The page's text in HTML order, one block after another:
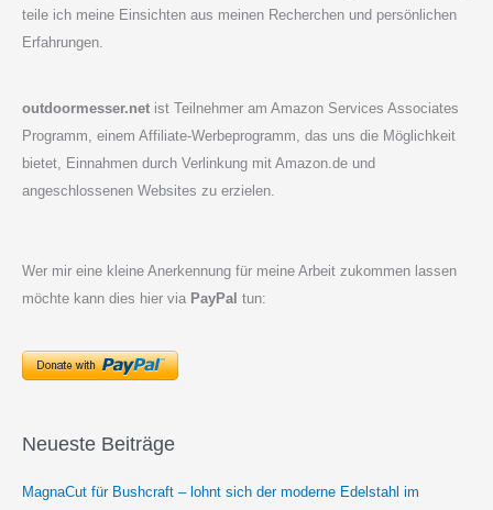
teile ich meine Einsichten aus meinen Recherchen und persönlichen
Erfahrungen.
outdoormesser.netist Teilnehmer am Amazon Services Associates
Programm, einem Affiliate-Werbeprogramm, das uns die Möglichkeit
bietet, Einnahmen durch Verlinkung mit Amazon.de und
angeschlossenen Websites zu erzielen.
Wer mir eine kleine Anerkennung für meine Arbeit zukommen lassen
möchte kann dies hier via PayPal tun:
Neueste Beiträge
MagnaCut für Bushcraft – lohnt sich der moderne Edelstahl im